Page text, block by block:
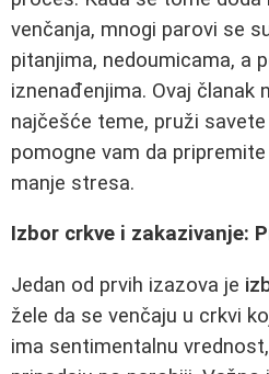
venčanja, mnogi parovi se
pitanjima, nedoumicama, a
iznenađenjima. Ovaj članak
najčešće teme, pruži
pomogne vam da
manje stresa.
Izbor crkve i zakazivanje:
Jedan od prvih izazova je
žele da se venčaju u crkvi
ima sentimentalnu